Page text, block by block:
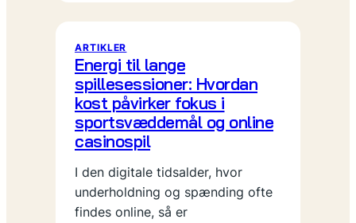
ARTIKLER
Energi til lange
spillesessioner: Hvordan
kost påvirker fokus i
sportsvæddemål og online
casinospil
I den digitale tidsalder, hvor
underholdning og spænding ofte
findes online, så er